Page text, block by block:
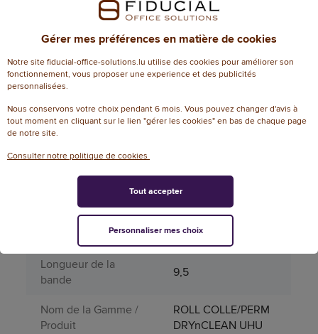
Référence 124556
Dimensions
Dimensions
Attributs spécifiques
Contenance colle
9
Fiche sécurité
124556_fs_fr
Largeur de la bande
6,5
Longueur de la
bande
9,5
Nom de la Gamme /
Produit
ROLL COLLE/PERM
DRYnCLEAN UHU
Gérer mes préférences en matière de cookies
Notre site fiducial-office-solutions.lu utilise des cookies pour améliorer son
fonctionnement, vous proposer une experience et des publicités
personnalisées.
Nous conservons votre choix pendant 6 mois. Vous pouvez changer d'avis à
tout moment en cliquant sur le lien "gérer les cookies" en bas de chaque page
de notre site.
Consulter notre politique de cookies
Personnaliser mes choix
Tout accepter